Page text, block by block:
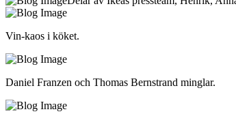
Vin-kaos i köket.
Daniel Franzen och Thomas Bernstrand minglar.